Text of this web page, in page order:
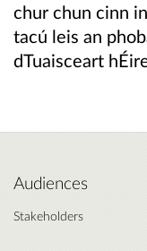
chur chun cinn
tacú leis an
dTuaisceart
Audiences
Stakeholders